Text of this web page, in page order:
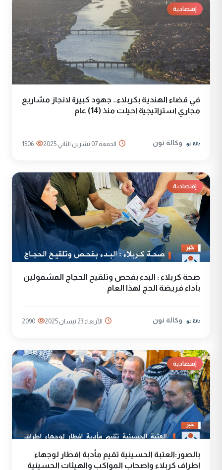
إقتصادية
في قضاء الهندية بكربلاء.. جهود كبيرة لانجاز مشاريع
مجاري استراتيجية احيلت منذ (14) عام
وكالة نون الجمعة 07 تشرين الثاني 2025 1506
إقتصادية
صحة كربلاء : البدء بفحص وتلقيح الحجاج المشمولين
بأداء فريضة الحج لهذا العام
وكالة نون الأربعاء 23 نيسان 2025 2090
إقتصادية
بالصور:العتبة الحسينية تقيم مأدبة افطار لوجهاء
اطراف كربلاء واصحاب المواكب والهيئات الحسينية